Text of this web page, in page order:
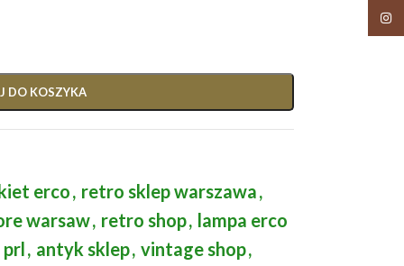
DO KOSZYKA
erco, retro sklep warszawa,
warsaw, retro shop, lampa erco
prl, antyk sklep, vintage shop,